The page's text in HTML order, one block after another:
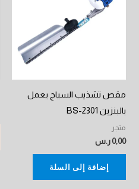
مقص تشذيب السياج يعمل
بالبنزين BS-2301
متجر
0,00 ر.س
إضافة إلى السلة